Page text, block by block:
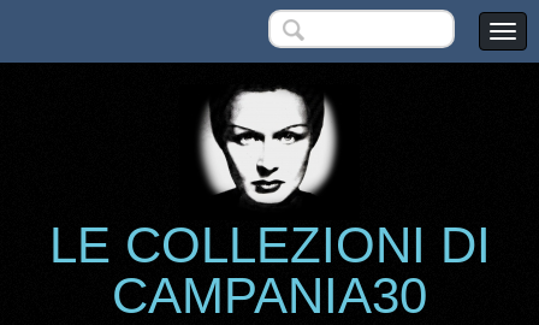
LE COLLEZIONI DI
CAMPANIA30